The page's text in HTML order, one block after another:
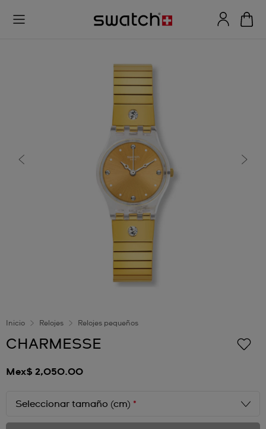
Inicio Relojes Relojes pequeños
CHARMESSE
Mex$ 2,050.00
Seleccionar tamaño (cm) *